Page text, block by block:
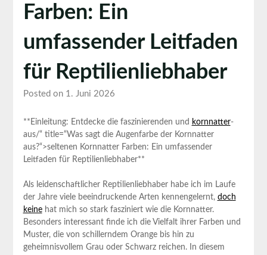
Farben: Ein
umfassender Leitfaden
für Reptilienliebhaber
Posted on 1. Juni 2026
**Einleitung:⁤ Entdecke⁤ die faszinierenden und kornnatter-
aus/“ title=“Was sagt die Augenfarbe der Kornnatter
aus?“>seltenen Kornnatter ⁤Farben: Ein umfassender
Leitfaden⁤ für Reptilienliebhaber**
Als leidenschaftlicher Reptilienliebhaber habe ich ⁣im Laufe
der Jahre viele beeindruckende⁤ Arten‌ kennengelernt, doch⁢
keinehat mich so ‌stark‍ fasziniert wie die Kornnatter.
Besonders interessant‌ finde ich die Vielfalt ihrer Farben und
Muster,⁣ die​ von ⁣schillerndem ⁣Orange ⁢bis hin zu
geheimnisvollem‍ Grau oder ⁤Schwarz reichen. ​In diesem